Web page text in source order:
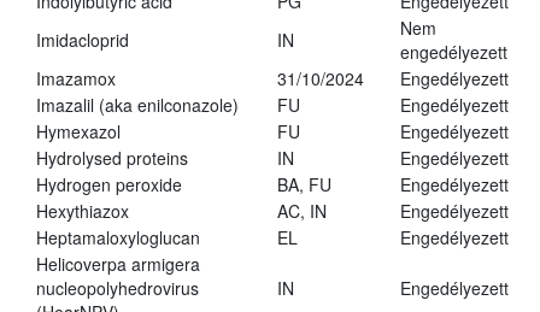
Imidacloprid
IN
Nem
engedélyezett
Imazamox
31/10/2024
Engedélyezett
Imazalil (aka enilconazole)
FU
Engedélyezett
Hymexazol
FU
Engedélyezett
Hydrolysed proteins
IN
Engedélyezett
Hydrogen peroxide
BA, FU
Engedélyezett
Hexythiazox
AC, IN
Engedélyezett
Heptamaloxyloglucan
EL
Engedélyezett
Helicoverpa armigera
nucleopolyhedrovirus
IN Engedélyezett